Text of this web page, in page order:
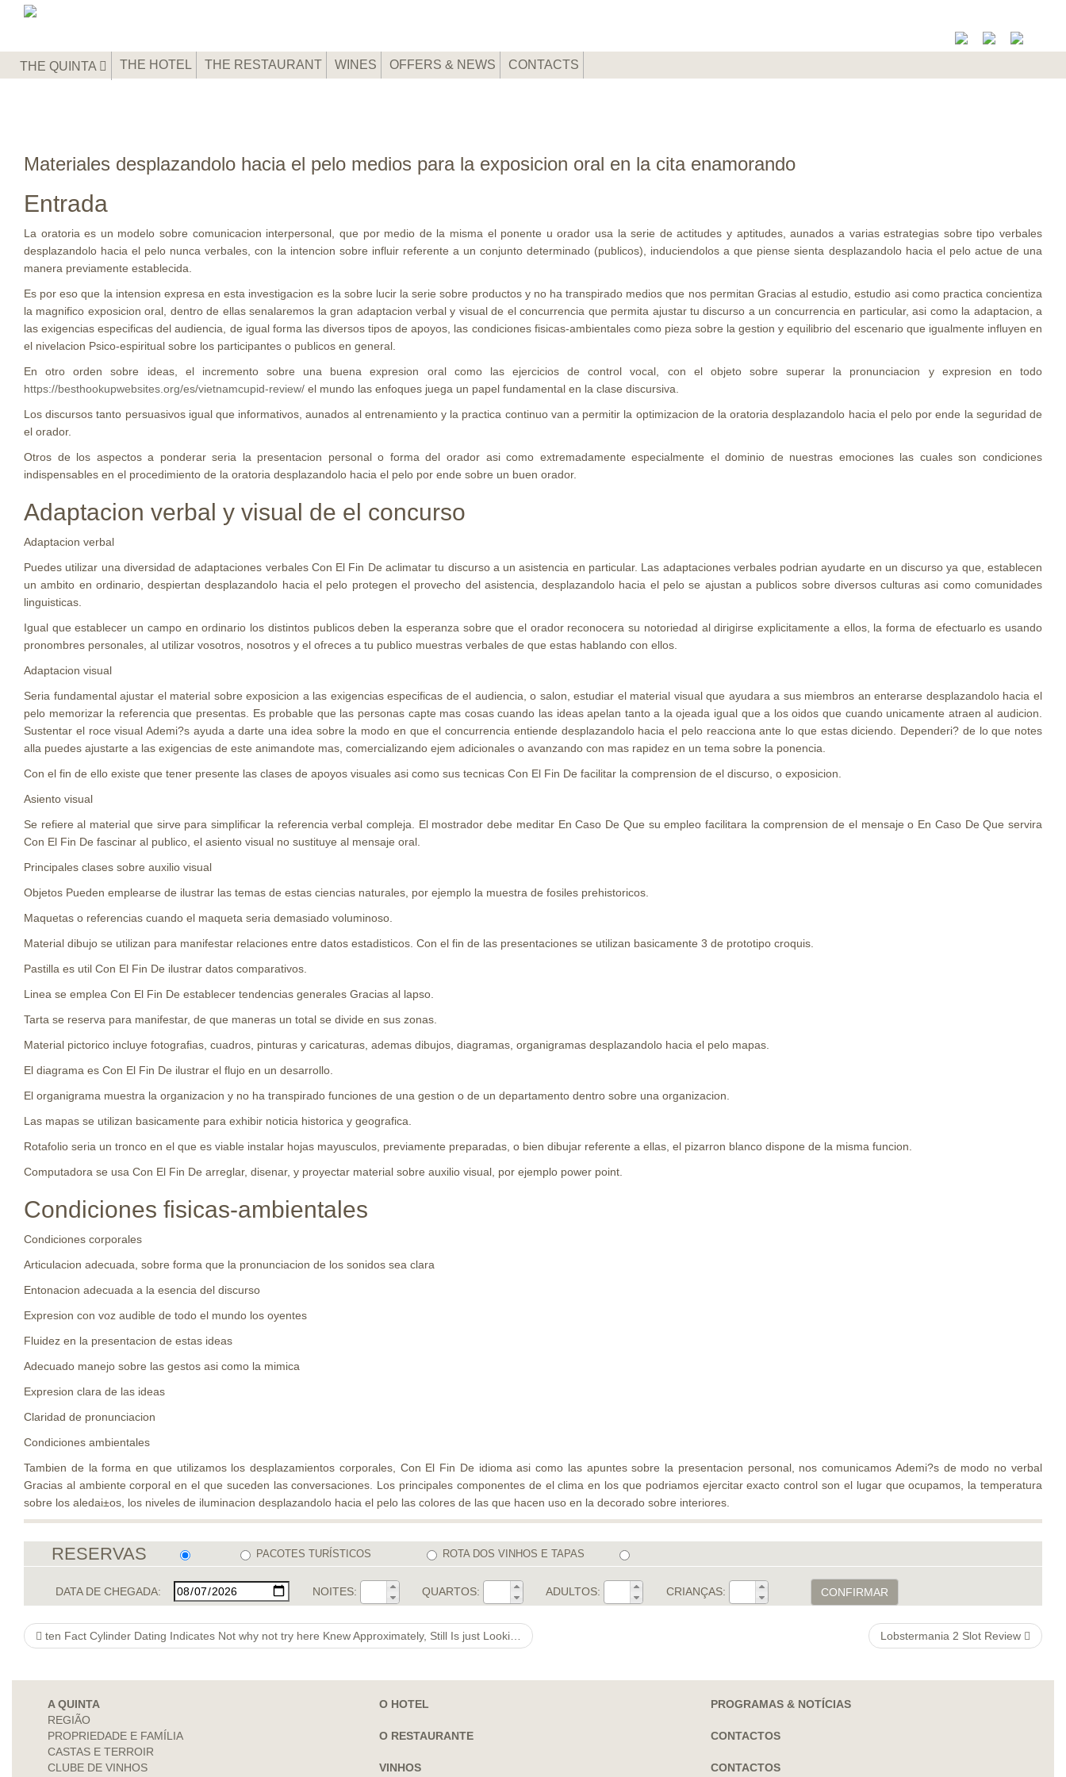
THE QUINTA THE HOTEL THE RESTAURANT WINES OFFERS & NEWS CONTACTS
Materiales desplazandolo hacia el pelo medios para la exposicion oral en la cita enamorando
Entrada
La oratoria es un modelo sobre comunicacion interpersonal, que por medio de la misma el ponente u orador usa la serie de actitudes y aptitudes, aunados a varias estrategi­as sobre tipo verbales
desplazandolo hacia el pelo nunca verbales, con la intencion sobre influir referente a un conjunto determinado (publicos), induciendolos a que piense sienta desplazandolo hacia el pelo actue de una
manera previamente establecida.
Es por eso que la intension expresa en esta investigacion es la sobre lucir la serie sobre productos y no ha transpirado medios que nos permitan Gracias al estudio, estudio asi­ como practica concientiza
la magnifico exposicion oral, dentro de ellas senalaremos la gran adaptacion verbal y visual de el concurrencia que permita ajustar tu discurso a un concurrencia en particular, asi como la adaptacion, a
las exigencias especificas del audiencia, de igual forma las diversos tipos de apoyos, las condiciones fisicas-ambientales como pieza sobre la gestion y equilibrio del escenario que igualmente influyen en
el nivelacion Psico-espiritual sobre los participantes o publicos en general.
En otro orden sobre ideas, el incremento sobre una buena expresion oral como las ejercicios de control vocal, con el objeto sobre superar la pronunciacion y expresion en todo
https://besthookupwebsites.org/es/vietnamcupid-review/ el mundo las enfoques juega un papel fundamental en la clase discursiva.
Los discursos tanto persuasivos igual que informativos, aunados al entrenamiento y la practica continuo van a permitir la optimizacion de la oratoria desplazandolo hacia el pelo por ende la seguridad de
el orador.
Otros de los aspectos a ponderar seri­a la presentacion personal o forma del orador asi­ como extremadamente especialmente el dominio de nuestras emociones las cuales son condiciones
indispensables en el procedimiento de la oratoria desplazandolo hacia el pelo por ende sobre un buen orador.
Adaptacion verbal y visual de el concurso
Adaptacion verbal
Puedes utilizar una diversidad de adaptaciones verbales Con El Fin De aclimatar tu discurso a un asistencia en particular. Las adaptaciones verbales podri­an ayudarte en un discurso ya que, establecen
un ambito en ordinario, despiertan desplazandolo hacia el pelo protegen el provecho del asistencia, desplazandolo hacia el pelo se ajustan a publicos sobre diversos culturas asi­ como comunidades
linguisticas.
Igual que establecer un campo en ordinario los distintos publicos deben la esperanza sobre que el orador reconocera su notoriedad al dirigirse explicitamente a ellos, la forma de efectuarlo es usando
pronombres personales, al utilizar vosotros, nosotros y el ofreces a tu publico muestras verbales de que estas hablando con ellos.
Adaptacion visual
Seri­a fundamental ajustar el material sobre exposicion a las exigencias especificas de el audiencia, o salon, estudiar el material visual que ayudara a sus miembros an enterarse desplazandolo hacia el
pelo memorizar la referencia que presentas. Es probable que las personas capte mas cosas cuando las ideas apelan tanto a la ojeada igual que a los oidos que cuando unicamente atraen al audicion.
Sustentar el roce visual Ademi?s ayuda a darte una idea sobre la modo en que el concurrencia entiende desplazandolo hacia el pelo reacciona ante lo que estas diciendo. Dependeri? de lo que notes
alla puedes ajustarte a las exigencias de este animandote mas, comercializando ejem adicionales o avanzando con mas rapidez en un tema sobre la ponencia.
Con el fin de ello existe que tener presente las clases de apoyos visuales asi­ como sus tecnicas Con El Fin De facilitar la comprension de el discurso, o exposicion.
Asiento visual
Se refiere al material que sirve para simplificar la referencia verbal compleja. El mostrador debe meditar En Caso De Que su empleo facilitara la comprension de el mensaje o En Caso De Que servira
Con El Fin De fascinar al publico, el asiento visual no sustituye al mensaje oral.
Principales clases sobre auxilio visual
Objetos Pueden emplearse de ilustrar las temas de estas ciencias naturales, por ejemplo la muestra de fosiles prehistoricos.
Maquetas o referencias cuando el maqueta seri­a demasiado voluminoso.
Material dibujo se utilizan para manifestar relaciones entre datos estadisticos. Con el fin de las presentaciones se utilizan basicamente 3 de prototipo croquis.
Pastilla es util Con El Fin De ilustrar datos comparativos.
Linea se emplea Con El Fin De establecer tendencias generales Gracias al lapso.
Tarta se reserva para manifestar, de que maneras un total se divide en sus zonas.
Material pictorico incluye fotografias, cuadros, pinturas y caricaturas, ademas dibujos, diagramas, organigramas desplazandolo hacia el pelo mapas.
El diagrama es Con El Fin De ilustrar el flujo en un desarrollo.
El organigrama muestra la organizacion y no ha transpirado funciones de una gestion o de un departamento dentro sobre una organizacion.
Las mapas se utilizan basicamente para exhibir noticia historica y geografica.
Rotafolio seri­a un tronco en el que es viable instalar hojas mayusculos, previamente preparadas, o bien dibujar referente a ellas, el pizarron blanco dispone de la misma funcion.
Computadora se usa Con El Fin De arreglar, disenar, y proyectar material sobre auxilio visual, por ejemplo power point.
Condiciones fisicas-ambientales
Condiciones corporales
Articulacion adecuada, sobre forma que la pronunciacion de los sonidos sea clara
Entonacion adecuada a la esencia del discurso
Expresion con voz audible de todo el mundo los oyentes
Fluidez en la presentacion de estas ideas
Adecuado manejo sobre las gestos asi­ como la mimica
Expresion clara de las ideas
Claridad de pronunciacion
Condiciones ambientales
Tambien de la forma en que utilizamos los desplazamientos corporales, Con El Fin De idioma asi­ como las apuntes sobre la presentacion personal, nos comunicamos Ademi?s de modo no verbal
Gracias al ambiente corporal en el que suceden las conversaciones. Los principales componentes de el clima en los que podri­amos ejercitar exacto control son el lugar que ocupamos, la temperatura
sobre los aledai±os, los niveles de iluminacion desplazandolo hacia el pelo las colores de las que hacen uso en la decorado sobre interiores.
RESERVAS PACOTES TURÍSTICOS ROTA DOS VINHOS E TAPAS
DATA DE CHEGADA: NOITES: QUARTOS: ADULTOS: CRIANÇAS: CONFIRMAR
ten Fact Cylinder Dating Indicates Not why not try here Knew Approximately, Still Is just Looking at Lobstermania 2 Slot Review
A QUINTA
REGIÃO
PROPRIEDADE E FAMÍLIA
CASTAS E TERROIR
CLUBE DE VINHOS
O HOTEL
O RESTAURANTE
VINHOS
PROGRAMAS & NOTÍCIAS
CONTACTOS
CONTACTOS